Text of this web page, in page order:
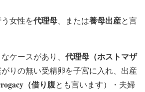
女性を代理母 、または養母出産と言
ケースがあり、 代理母（ホストマザ
りの無い受精卵を子宮に入れ、出産
（借り腹とも言います）・夫婦